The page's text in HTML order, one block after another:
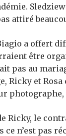
attiré
a offert
être
pas au
Ricky et
Ricky, le
ce n’est pas